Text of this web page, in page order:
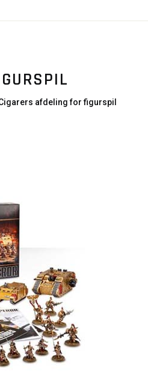
afdeling for figurspil